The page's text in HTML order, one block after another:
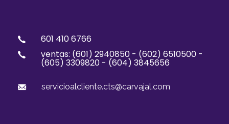
601 410 6766
ventas: (601) 2940850 - (602) 6510500 -
(605) 3309820 - (604) 3845656
servicioalcliente.cts@carvajal.com